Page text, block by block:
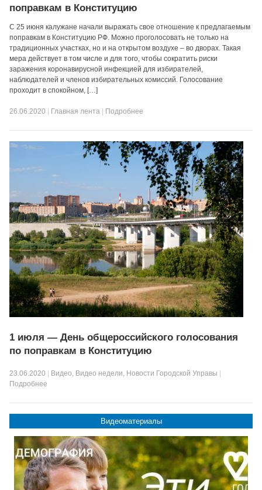
поправкам в Конституцию
С 25 июня калужане начали выражать свое отношение к предлагаемым
поправкам в Конституцию РФ. Можно проголосовать не только на
традиционных участках, но и на открытом воздухе – во дворах. Такая
мера действует в том числе и для того, чтобы сократить риски
заражения коронавирусной инфекцией для избирателей,
наблюдателей и членов избирательных комиссий. Голосование
проходит в спокойном, […]
26.06.2020 Главная лента Подробнее
1 июля — День общероссийского голосования
по поправкам в Конституцию
23.06.2020 Видео, Видео недели, Новости Городской Управы
Подробнее
Видеоматериалы